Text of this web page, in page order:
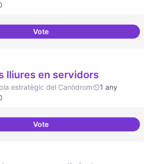
VoteTemes: Intel·ligència artificial
lliures en servidors
estratègic del Canòdrom
1 any
VoteTecnologies lliures en servidors